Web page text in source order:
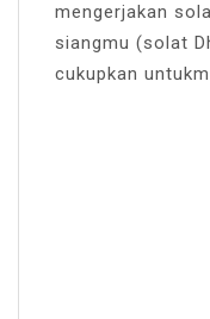
mengerjakan
siangmu (solat
cukupkan